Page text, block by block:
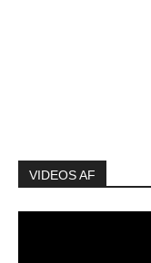
VIDEOS AF